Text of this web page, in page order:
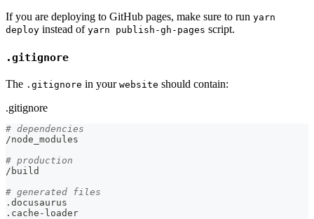
If you are deploying to GitHub pages, make sure to run yarn
deploy instead of yarn publish-gh-pages script.
.gitignore
The .gitignore in your website should contain:
.gitignore
# dependencies
/node_modules
# production
/build
# generated files
.docusaurus
.cache-loader